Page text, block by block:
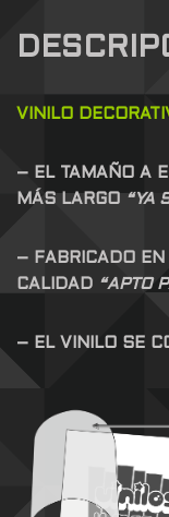
VINILO
– EL TAMAÑO A
MÁS LARGO “YA
– FABRICADO EN
CALIDAD “APTO
– EL VINILO SE